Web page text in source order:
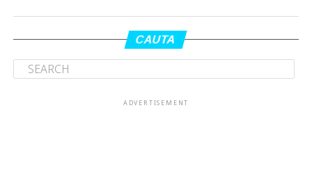
CAUTA
ADVERTISEMENT